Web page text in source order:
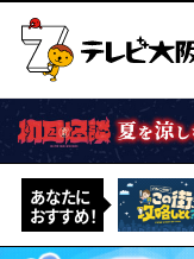
あなたに
おすすめ！